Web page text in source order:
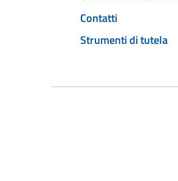
Contatti
Strumenti di tutela